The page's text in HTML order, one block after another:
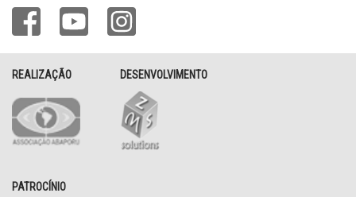
REALIZAÇÃO DESENVOLVIMENTO
PATROCÍNIO